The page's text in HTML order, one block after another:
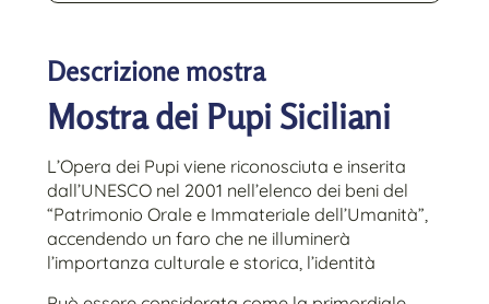
Descrizione mostra
Mostra dei Pupi Siciliani
L’Opera dei Pupi viene riconosciuta e inserita
dall’UNESCO nel 2001 nell’elenco dei beni del
“Patrimonio Orale e Immateriale dell’Umanità”,
accendendo un faro che ne illuminerà
l’importanza culturale e storica, l’identità